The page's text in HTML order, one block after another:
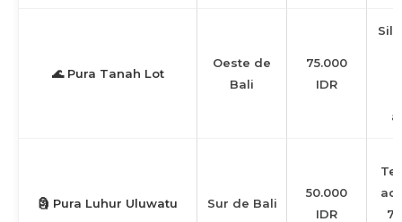
🌊 Pura Tanah Lot
Oeste de
Bali
75.000
IDR
🗿 Pura Luhur Uluwatu Sur de Bali
50.000
IDR